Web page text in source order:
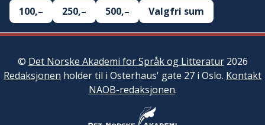
100,–
250,– 500,– Valgfri sum
© Det Norske Akademi for Språk og Litteratur2026
Redaksjonen holder til i Osterhaus' gate 27 i Oslo. Kontakt
NAOB-redaksjonen.